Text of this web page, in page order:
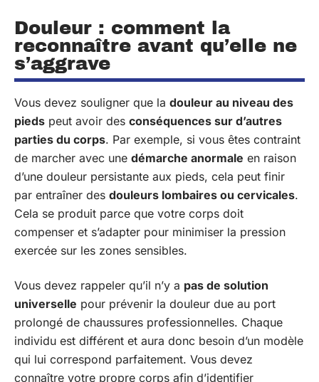
Douleur : comment la
reconnaître avant qu’elle ne
s’aggrave
Vous devez souligner que la douleur au niveau des
pieds peut avoir des conséquences sur d’autres
parties du corps. Par exemple, si vous êtes contraint
de marcher avec une démarche anormale en raison
d’une douleur persistante aux pieds, cela peut finir
par entraîner des douleurs lombaires ou cervicales.
Cela se produit parce que votre corps doit
compenser et s’adapter pour minimiser la pression
exercée sur les zones sensibles.
Vous devez rappeler qu’il n’y a pas de solution
universelle pour prévenir la douleur due au port
prolongé de chaussures professionnelles. Chaque
individu est différent et aura donc besoin d’un modèle
qui lui correspond parfaitement. Vous devez
connaître votre propre corps afin d’identifier